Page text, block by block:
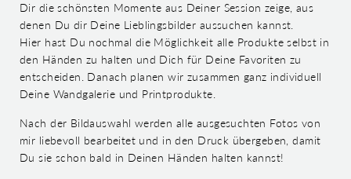
Dir die schönsten Momente aus Deiner Session zeige, aus
denen Du dir Deine Lieblingsbilder aussuchen kannst.
Hier hast Du nochmal die Möglichkeit alle Produkte selbst in
den Händen zu halten und Dich für Deine Favoriten zu
entscheiden. Danach planen wir zusammen ganz individuell
Deine Wandgalerie und Printprodukte.
Nach der Bildauswahl werden alle ausgesuchten Fotos von
mir liebevoll bearbeitet und in den Druck übergeben, damit
Du sie schon bald in Deinen Händen halten kannst!